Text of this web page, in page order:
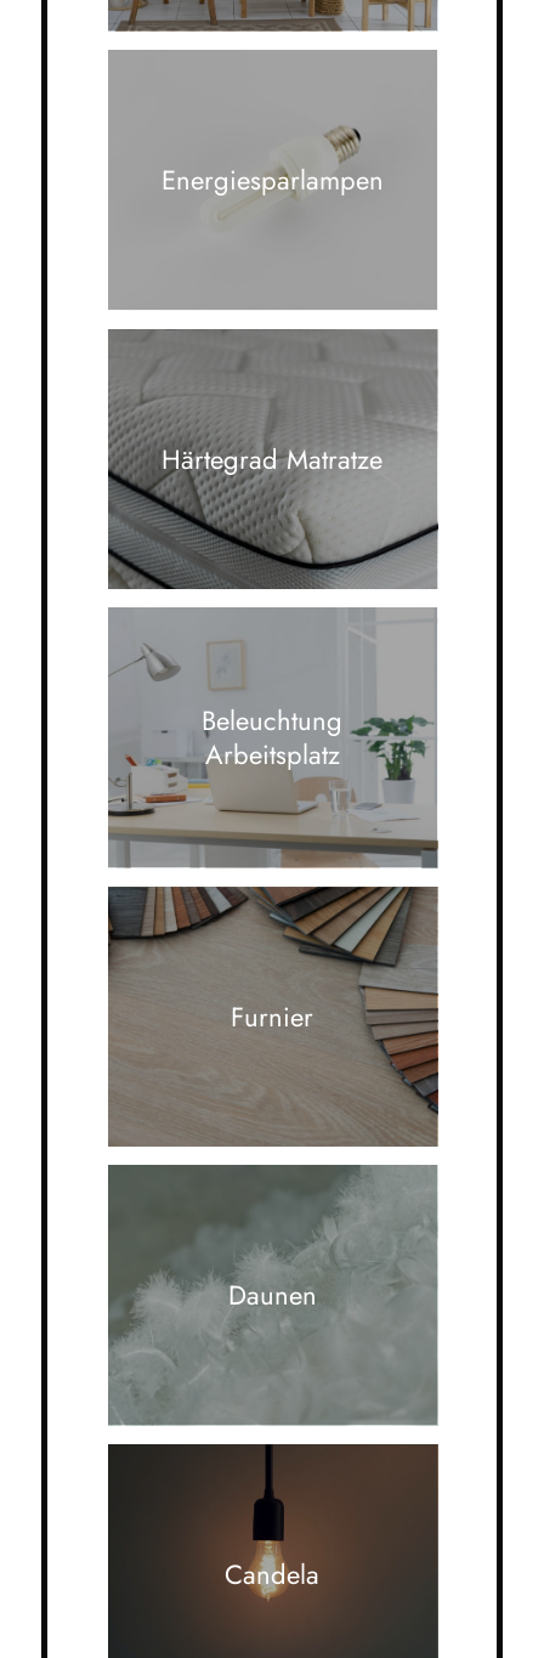
Energiesparlampen
Härtegrad Matratze
Beleuchtung
Arbeitsplatz
Furnier
Daunen
Candela